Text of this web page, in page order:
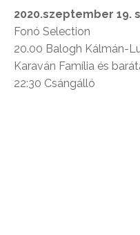
2020.szeptember 19.
Fonó Selection
20.00 Balogh Kálmán-
Karaván Família és
22:30 Csángálló